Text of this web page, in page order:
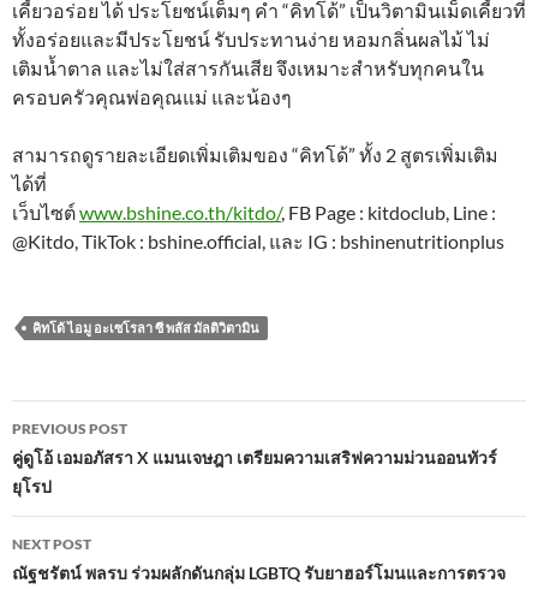
เคี้ยวอร่อย ได้ ประโยชน์เต็มๆ คำ “คิทโด้” เป็นวิตามินเม็ดเคี้ยวที่
ทั้งอร่อยและมีประโยชน์ รับประทานง่าย หอมกลิ่นผลไม้ ไม่
เติมน้ำตาล และไม่ใส่สารกันเสีย จึงเหมาะสำหรับทุกคนใน
ครอบครัวคุณพ่อคุณแม่ และน้องๆ
สามารถดูรายละเอียดเพิ่มเติมของ “คิทโด้” ทั้ง 2 สูตรเพิ่มเติม
ได้ที่
เว็บไซต์www.bshine.co.th/kitdo/, FB Page : kitdoclub, Line :
@Kitdo, TikTok : bshine.official, และ IG : bshinenutritionplus
คิทโด้ ไอมู อะเซโรลา ซี พลัส มัลติวิตามิน
Post
navigation
PREVIOUS POST
คู่ดูโอ้ เอมอภัสรา ​X แมนเจษฎา เตรียมความเสริฟความม่วนออนทัวร์
ยุโรป
NEXT POST
ณัฐชรัตน์ พลรบ ร่วมผลักดันกลุ่ม LGBTQ รับยาฮอร์โมนและการตรวจ